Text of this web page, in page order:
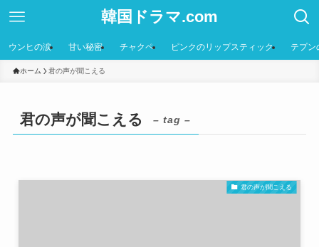
韓国ドラマ.com
ウンヒの涙 甘い秘密 チャクペ ピンクのリップスティック テプン
ホーム 君の声が聞こえる
君の声が聞こえる – tag –
君の声が聞こえる